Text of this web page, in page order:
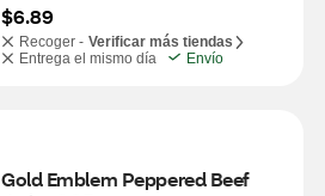
$6.89
Recoger - Verificar más tiendas
Entrega el mismo día
Envío
Gold Emblem Peppered Beef